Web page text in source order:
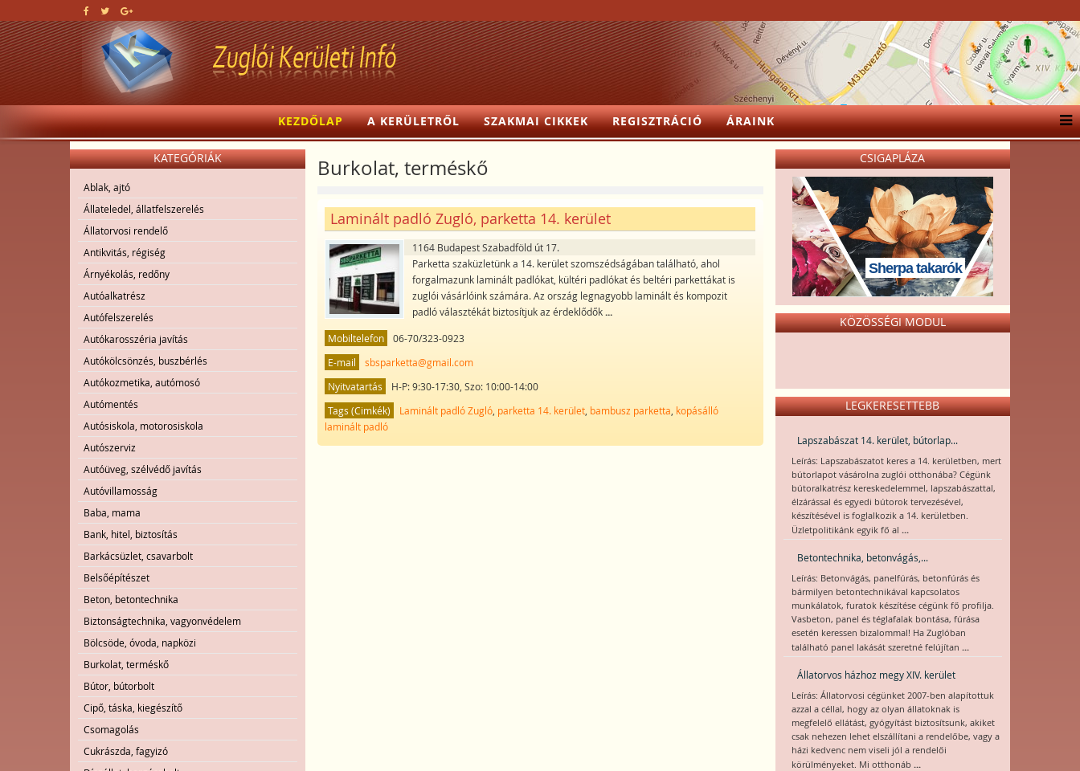
KEZDŐLAP A KERÜLETRŐL SZAKMAI CIKKEK REGISZTRÁCIÓ ÁRAINK
KATEGÓRIÁK
Ablak, ajtó
Állateledel, állatfelszerelés
Állatorvosi rendelő
Antikvitás, régiség
Árnyékolás, redőny
Autóalkatrész
Autófelszerelés
Autókarosszéria javítás
Autókölcsönzés, buszbérlés
Autókozmetika, autómosó
Autómentés
Autósiskola, motorosiskola
Autószerviz
Autóüveg, szélvédő javítás
Autóvillamosság
Baba, mama
Bank, hitel, biztosítás
Barkácsüzlet, csavarbolt
Belsőépítészet
Beton, betontechnika
Biztonságtechnika, vagyonvédelem
Bölcsöde, óvoda, napközi
Burkolat, terméskő
Bútor, bútorbolt
Cipő, táska, kiegészítő
Csomagolás
Cukrászda, fagyizó
Burkolat, terméskő
Laminált padló Zugló, parketta 14. kerület
1164 Budapest Szabadföld út 17.
Parketta szaküzletünk a 14. kerület szomszédságában található, ahol
forgalmazunk laminált padlókat, kültéri padlókat és beltéri parkettákat is
zuglói vásárlóink számára. Az ország legnagyobb laminált és kompozit
padló választékát biztosítjuk az érdeklődők...
Mobiltelefon
06-70/323-0923
E-mail
sbsparketta@gmail.com
Nyitvatartás
H-P: 9:30-17:30, Szo: 10:00-14:00
Tags (Cimkék)
Laminált padló Zugló parketta 14. kerület bambusz parketta kopásálló
laminált padló
CSIGAPLÁZA
Sherpa takarók
KÖZÖSSÉGI MODUL
LEGKERESETTEBB
Lapszabászat 14. kerület, bútorlap...
Leírás: Lapszabászatot keres a 14. kerületben, mert
bútorlapot vásárolna zuglói otthonába? Cégünk
bútoralkatrész kereskedelemmel, lapszabászattal,
élzárással és egyedi bútorok tervezésével,
készítésével is foglalkozik a 14. kerületben.
Üzletpolitikánk egyik fő al ...
Betontechnika, betonvágás,...
Leírás: Betonvágás, panelfúrás, betonfúrás és
bármilyen betontechnikával kapcsolatos
munkálatok, furatok készítése cégünk fő profilja.
Vasbeton, panel és téglafalak bontása, fúrása
esetén keressen bizalommal! Ha Zuglóban
található panel lakását szeretné felújítan ...
Állatorvos házhoz megy XIV. kerület
Leírás: Állatorvosi cégünket 2007-ben alapítottuk
azzal a céllal, hogy az olyan állatoknak is
megfelelő ellátást, gyógyítást biztosítsunk, akiket
csak nehezen lehet elszállítani a rendelőbe, vagy a
házi kedvenc nem viseli jól a rendelői
körülményeket. Mi otthonáb ...